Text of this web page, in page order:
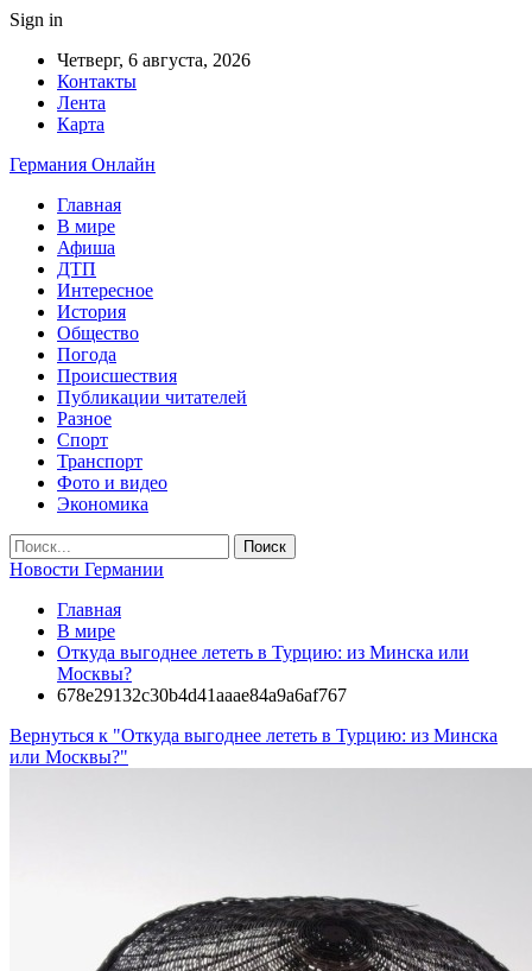
Sign in
Четверг, 6 августа, 2026
Контакты
Лента
Карта
Германия Онлайн
Главная
В мире
Афиша
ДТП
Интересное
История
Общество
Погода
Происшествия
Публикации читателей
Разное
Спорт
Транспорт
Фото и видео
Экономика
Новости Германии
Главная
В мире
Откуда выгоднее лететь в Турцию: из Минска или
Москвы?
678e29132c30b4d41aaae84a9a6af767
Вернуться к "Откуда выгоднее лететь в Турцию: из Минска
или Москвы?"